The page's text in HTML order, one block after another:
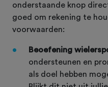
onderstaande knop
goed om rekening te
voorwaarden:
Beoefening
ondersteunen en
als doel hebben